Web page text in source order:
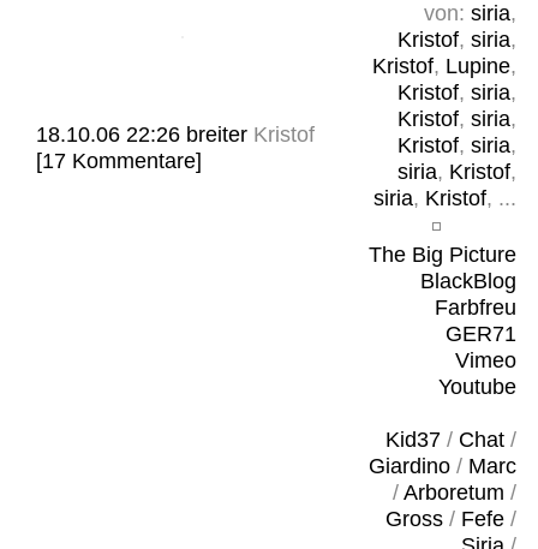
von: siria,
Kristof, siria,
Kristof, Lupine,
Kristof, siria,
Kristof, siria,
Kristof, siria,
siria, Kristof,
siria, Kristof, ...
The Big Picture
BlackBlog
Farbfreu
GER71
Vimeo
Youtube
Kid37/ Chat/
Giardino/ Marc
/ Arboretum /
Gross/ Fefe/
18.10.06 22:26 breiter Kristof
[17 Kommentare]